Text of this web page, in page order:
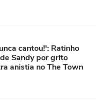
cantou!': Ratinho
Sandy por grito
anistia no The Town